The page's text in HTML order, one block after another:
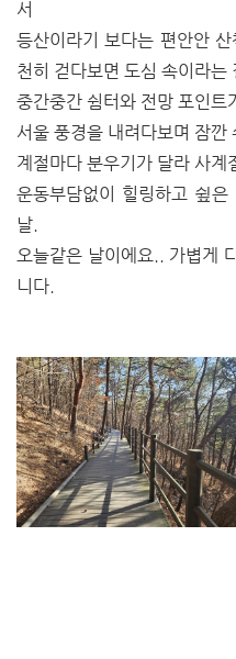
서
등산이라기 보다는 편안안
천히 걷다보면 도심 속이라는
중간중간 쉼터와 전망 포인트
서울 풍경을 내려다보며 잠깐
계절마다 분우기가 달라 사계
운동부담없이 힐링하고 슆
날.
오늘같은 날이에요.. 가볍게
니다.